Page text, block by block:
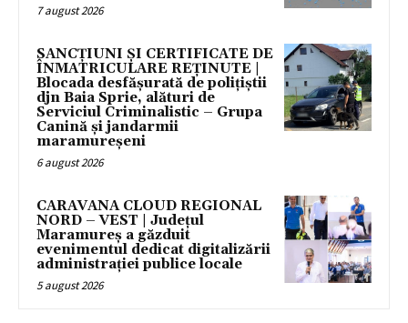
7 august 2026
SANCȚIUNI ȘI CERTIFICATE DE
ÎNMATRICULARE REȚINUTE |
Blocada desfășurată de polițiștii
djn Baia Sprie, alături de
Serviciul Criminalistic – Grupa
Canină și jandarmii
maramureșeni
6 august 2026
CARAVANA CLOUD REGIONAL
NORD – VEST | Județul
Maramureș a găzduit
evenimentul dedicat digitalizării
administrației publice locale
5 august 2026